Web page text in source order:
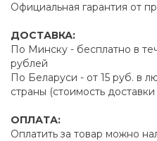
Официальная гарантия от
ДОСТАВКА:
По Минску - бесплатно в
рублей
По Беларуси - от 15 руб. в
страны (стоимость
ОПЛАТА:
Оплатить за товар можно